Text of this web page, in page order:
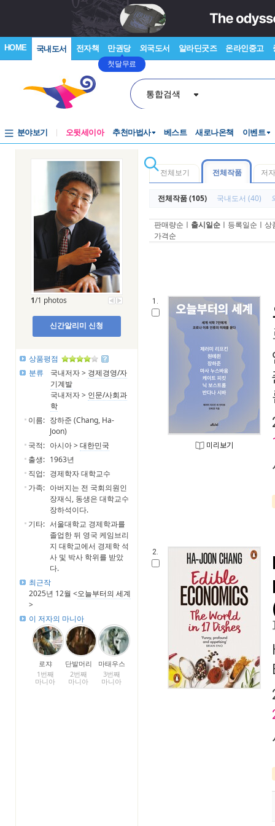
HOME 국내도서 전자책 만권당
첫달무료
외국도서 알라딘굿즈 온라인중고
통합검색
분야보기 오뒷세이아 추천마법사 베스트 새로나온책 이벤트
1/1 photos
신간알리미 신청
상품평점
분류
국내저자 > 경제경영/자
기계발
국내저자 > 인문/사회과
학
이름: 장하준 (Chang, Ha-
Joon)
국적: 아시아 >대한민국
출생: 1963년
직업: 경제학자 대학교수
가족: 아버지는 전 국회의원인
장재식, 동생은 대학교수
장하석이다.
기타: 서울대학교 경제학과를
졸업한 뒤 영국 케임브리
지 대학교에서 경제학 석
사 및 박사 학위를 받았
다.
최근작
2025년 12월 <오늘부터의 세계
>
이 저자의 마니아
로쟈
1번째
마니아
단발머리
2번째
마니아
마태우스
3번째
마니아
전체보기 전체작품 저
전체작품 (105) 국내도서 (40)
판매량순 ㅣ 출시일순 ㅣ 등록일순 ㅣ 상
가격순
1.
미리보기
2.